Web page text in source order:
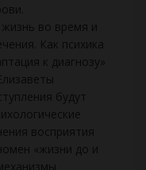
во время и
Как психика
к диагнозу»
будут
восприятия
«жизни до и